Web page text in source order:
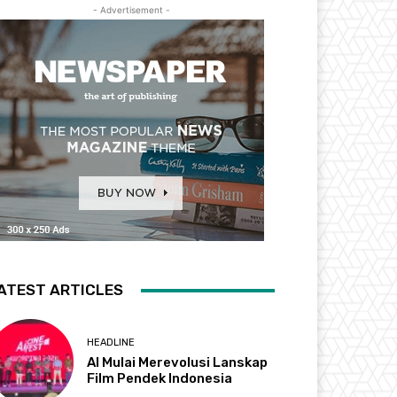
- Advertisement -
ARTICLES
HEADLINE
AI Mulai Merevolusi Lanskap
Film Pendek Indonesia